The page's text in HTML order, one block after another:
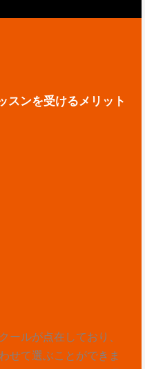
スンを受けるメリット
ールが点在しており、
せて選ぶことができま